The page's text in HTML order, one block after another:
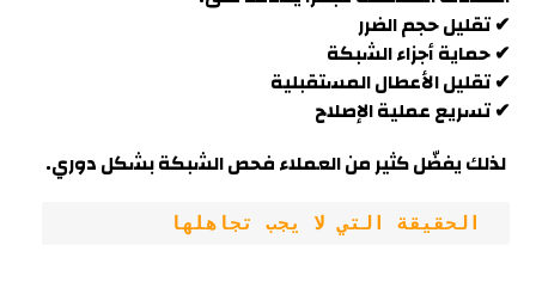
✔ تقليل حجم الضرر
✔ حماية أجزاء الشبكة
✔ تقليل الأعطال المستقبلية
✔ تسريع عملية الإصلاح
لذلك يفضّل كثير من العملاء فحص الشبكة بشكل دوري.
الحقيقة التي لا يجب تجاهلها